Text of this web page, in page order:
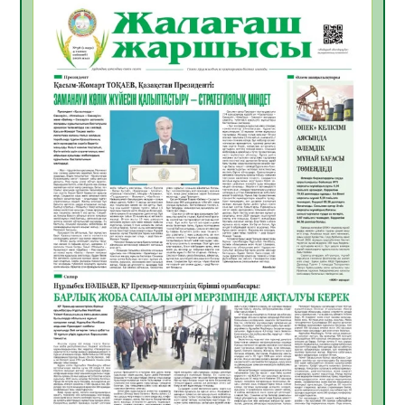
06.08.2026
Инфекциялық ауруларға қарсы иммундау
жұмыстарының тиімділігі
06.08.2026
40
Көкжөтел ауруы туралы
06.08.2026
36
АПВ вакцинасы туралы мәлімет
06.08.2026
36
Open Air: Қызылорда облысы полиция
департаменті 20 мыңнан астам
көрерменнің қауіпсіздігін қамтамасыз етті
06.08.2026
48
ҚЫЗЫЛОРДАДА «САНАЛЫ ҰРПАҚ –
ЖАРҚЫН БОЛАШАҚ» АТТЫ КЕҢЕЙТІЛГЕН
МӘЖІЛІС ӨТТІ
05.08.2026
49